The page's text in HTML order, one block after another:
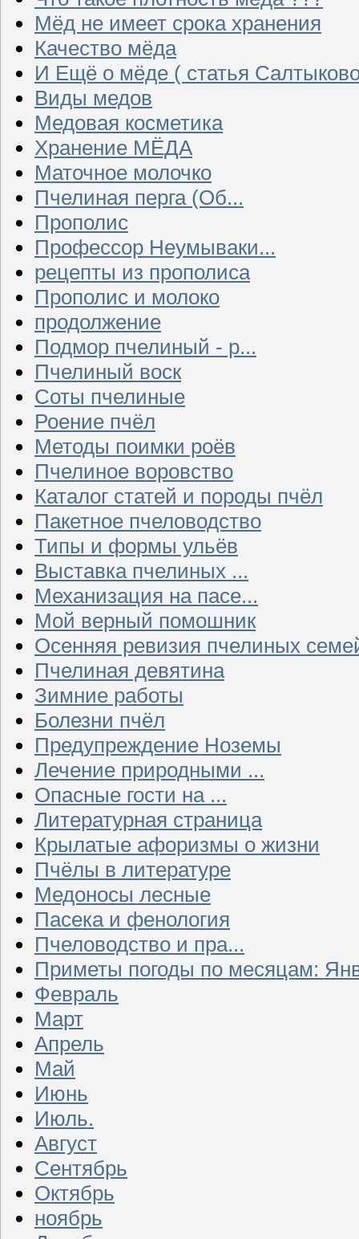
Мёд не имеет срока хранения
Качество мёда
И Ещё о мёде ( статья
Виды медов
Медовая косметика
Хранение МЁДА
Маточное молочко
Пчелиная перга (Об...
Прополис
Профессор Неумываки...
рецепты из прополиса
Прополис и молоко
продолжение
Подмор пчелиный - р...
Пчелиный воск
Соты пчелиные
Роение пчёл
Методы поимки роёв
Пчелиное воровство
Каталог статей и породы пчёл
Пакетное пчеловодство
Типы и формы ульёв
Выставка пчелиных ...
Механизация на пасе...
Мой верный помошник
Осенняя ревизия пчелиных
Пчелиная девятина
Зимние работы
Болезни пчёл
Предупреждение Ноземы
Лечение природными ...
Опасные гости на ...
Литературная страница
Крылатые афоризмы о жизни
Пчёлы в литературе
Медоносы лесные
Пасека и фенология
Пчеловодство и пра...
Приметы погоды по месяцам:
Февраль
Март
Апрель
Май
Июнь
Июль.
Август
Сентябрь
Октябрь
ноябрь